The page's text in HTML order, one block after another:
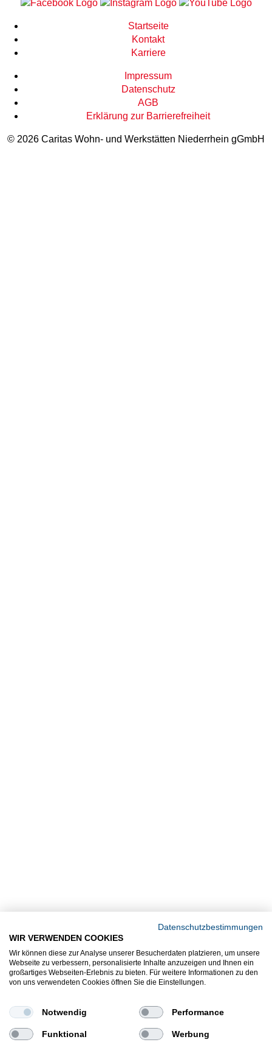
Startseite
Kontakt
Karriere
Impressum
Datenschutz
AGB
Erklärung zur Barrierefreiheit
© 2026 Caritas Wohn- und Werkstätten Niederrhein gGmbH
Datenschutzbestimmungen
WIR VERWENDEN COOKIES
Wir können diese zur Analyse unserer Besucherdaten platzieren, um unsere
Webseite zu verbessern, personalisierte Inhalte anzuzeigen und Ihnen ein
großartiges Webseiten-Erlebnis zu bieten. Für weitere Informationen zu den
von uns verwendeten Cookies öffnen Sie die Einstellungen.
Notwendig Performance
Funktional Werbung